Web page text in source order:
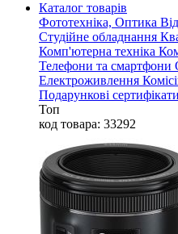
Каталог товарів
Фототехніка, Оптика
Студійне обладнання
Комп'ютерна техніка
Телефони та смартфони
Електроживлення
Подарункові сертифікати
Топ
код товара: 33292